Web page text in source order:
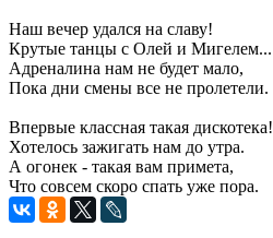
Наш вечер удался на славу!
Крутые танцы с Олей и Мигелем...
Адреналина нам не будет мало,
Пока дни смены все не пролетели.
Впервые классная такая дискотека!
Хотелось зажигать нам до утра.
А огонек - такая вам примета,
Что совсем скоро спать уже пора.